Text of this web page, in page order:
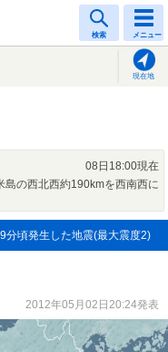
検索 メニュー
現在地
08日18:00現在
島の西北西約190kmを西南西に
分頃発生した地震(最大震度2)
2012年05月02日20:24発表